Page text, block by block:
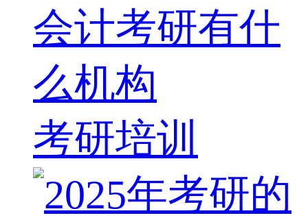
会计考研有什
么机构
考研培训